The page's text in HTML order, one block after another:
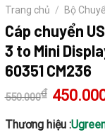
Trang chủ / Bộ
Cáp chuyển
3 to Mini
60351 CM236
550.000₫
Giá
gốc
550.000₫.
Thương hiệu :